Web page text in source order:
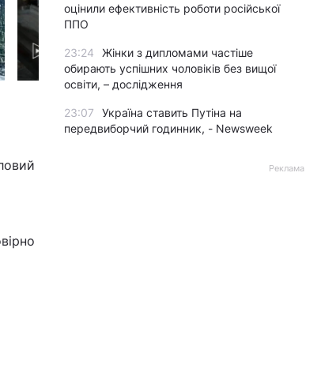
оцінили ефективність роботи російської
ППО
23:24
Жінки з дипломами частіше
обирають успішних чоловіків без вищої
освіти, – дослідження
23:07
Україна ставить Путіна на
передвиборчий годинник, - Newsweek
Реклама